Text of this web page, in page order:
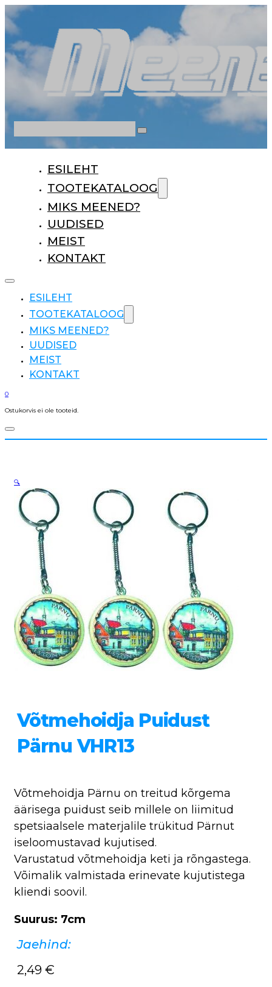
ESILEHT
TOOTEKATALOOG
MIKS MEENED?
UUDISED
MEIST
KONTAKT
ESILEHT
TOOTEKATALOOG
MIKS MEENED?
UUDISED
MEIST
KONTAKT
0
Ostukorvis ei ole tooteid.
Võtmehoidja Puidust
Pärnu VHR13
Võtmehoidja Pärnu on treitud kõrgema
äärisega puidust seib millele on liimitud
spetsiaalsele materjalile trükitud Pärnut
iseloomustavad kujutised.
Varustatud võtmehoidja keti ja rõngastega.
Võimalik valmistada erinevate kujutistega
kliendi soovil.
Suurus: 7cm
Jaehind:
2,49 €
🔍